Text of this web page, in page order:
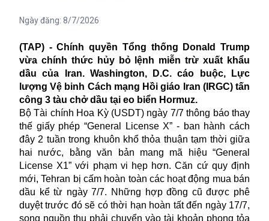
Ngày đăng: 8/7/2026
(TAP) - Chính quyền Tổng thống Donald Trump
vừa chính thức hủy bỏ lệnh miễn trừ xuất khẩu
dầu của Iran. Washington, D.C. cáo buộc, Lực
lượng Vệ binh Cách mạng Hồi giáo Iran (IRGC) tấn
công 3 tàu chở dầu tại eo biển Hormuz.
Bộ Tài chính Hoa Kỳ (USDT) ngày 7/7 thông báo thay
thế giấy phép “General License X” - ban hành cách
đây 2 tuần trong khuôn khổ thỏa thuận tạm thời giữa
hai nước, bằng văn bản mang mã hiệu “General
License X1” với phạm vi hẹp hơn. Căn cứ quy định
mới, Tehran bị cấm hoàn toàn các hoạt động mua bán
dầu kể từ ngày 7/7. Những hợp đồng cũ được phê
duyệt trước đó sẽ có thời hạn hoàn tất đến ngày 17/7,
song nguồn thu phải chuyển vào tài khoản phong tỏa